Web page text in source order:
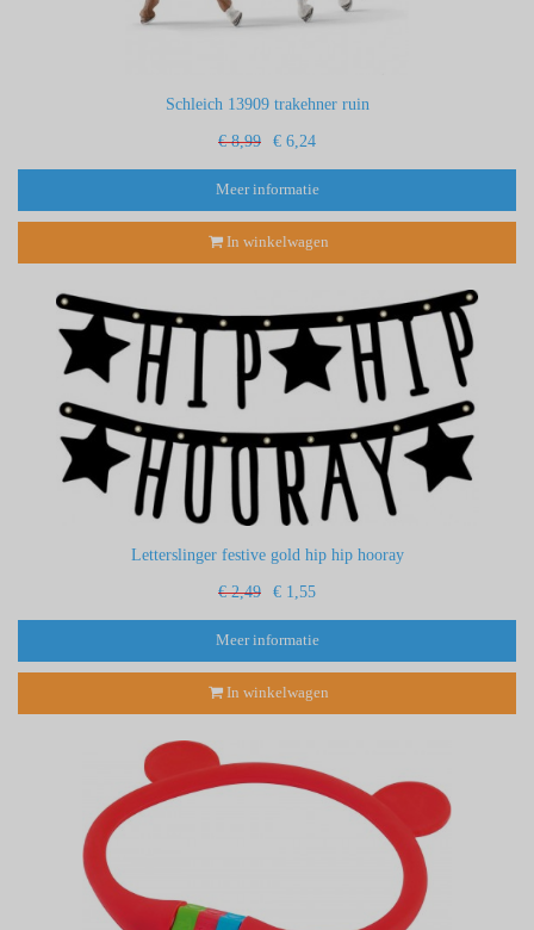
Schleich 13909 trakehner ruin
€ 8,99 € 6,24
Meer informatie
In winkelwagen
Letterslinger festive gold hip hip hooray
€ 2,49 € 1,55
Meer informatie
In winkelwagen